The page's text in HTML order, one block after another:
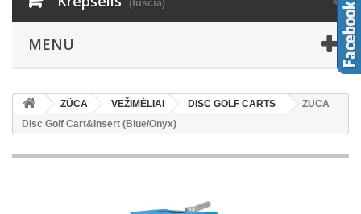
(tuščia)
MENU
ZÜCA VEŽIMĖLIAI DISC GOLF CARTS
ZUCA
Disc Golf Cart&Insert (Blue/Onyx)